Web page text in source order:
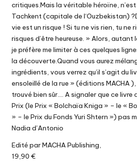
critiques.Mais la véritable héroïne,
Tachkent (capitale de l‘Ouzbekistan)
vie est un risque ! Si tu ne vis rien, tu ne
risques d’être heureuse. » Alors, autant
je préfère me limiter à ces quelques
la découverte.Quand vous aurez
ingrédients, vous verrez qu’il s’agit du
ensoleillé de la rue » (éditions MACHA
trouvé bien sûr…. A signaler que ce livre
Prix (le Prix « Bolchaïa Kniga » – le «
» – le Prix du Fonds Yuri Shtern ») pas
Nadia d’Antonio
Edité par MACHA Publishing,
19,90 €